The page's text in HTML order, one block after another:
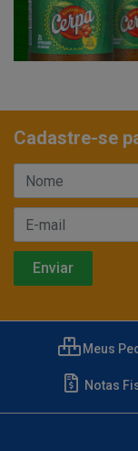
Cadastre-se
Meus
Notas